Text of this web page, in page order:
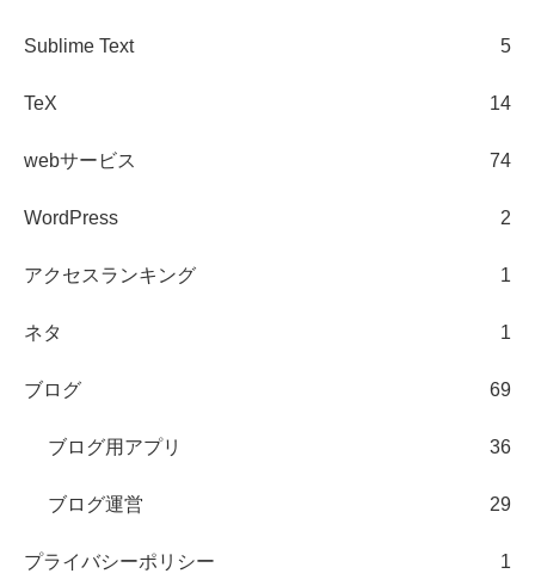
Sublime Text 5
TeX 14
webサービス 74
WordPress 2
アクセスランキング 1
ネタ 1
ブログ 69
ブログ用アプリ 36
ブログ運営 29
プライバシーポリシー 1